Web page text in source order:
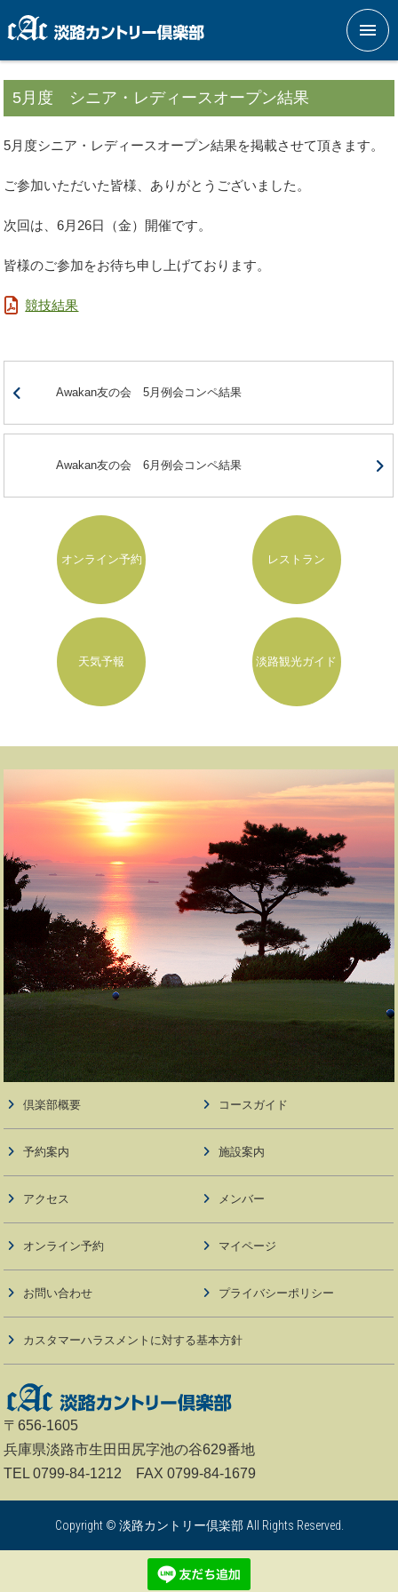
メニ
5月度 シニア・レディースオープン結果
5月度シニア・レディースオープン結果を掲載させて頂きます。
ご参加いただいた皆様、ありがとうございました。
次回は、6月26日（金）開催です。
皆様のご参加をお待ち申し上げております。
競技結果
Awakan友の会 5月例会コンペ結果
Awakan友の会 6月例会コンペ結果
オンライン予約 レストラン
天気予報 淡路観光ガイド
倶楽部概要 コースガイド
予約案内 施設案内
アクセス メンバー
オンライン予約 マイページ
お問い合わせ プライバシーポリシー
カスタマーハラスメントに対する基本方針
〒656-1605
兵庫県淡路市生田田尻字池の谷629番地
TEL 0799-84-1212 FAX 0799-84-1679
Copyright © 淡路カントリー倶楽部 All Rights Reserved.